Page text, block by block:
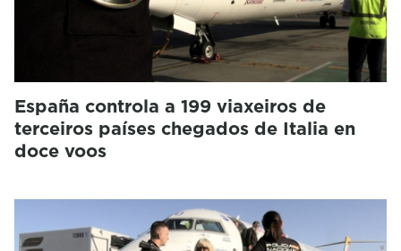
España controla a 199 viaxeiros de
terceiros países chegados de Italia en
doce voos